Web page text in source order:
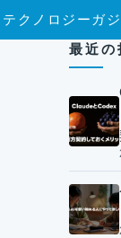
テクノロジー ガ
最近の